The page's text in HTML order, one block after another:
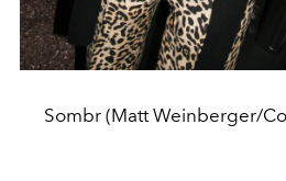
Sombr (Matt Weinberger/